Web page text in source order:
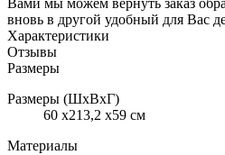
вновь в другой удобный для Вас
Характеристики
Отзывы
Размеры
Размеры (ШхВхГ)
60 x213,2 x59 см
Материалы